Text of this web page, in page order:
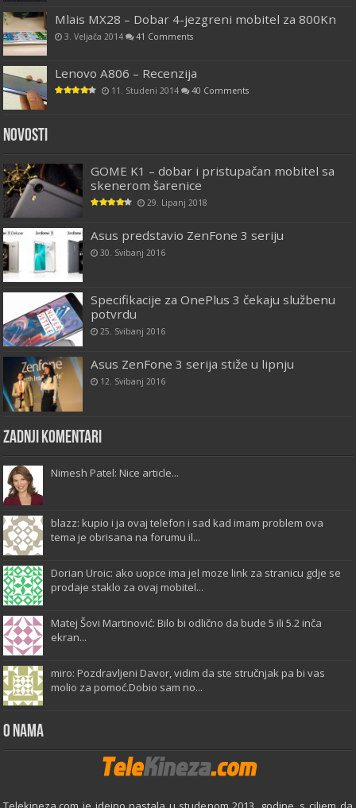
Mlais MX28 – Dobar 4-jezgreni mobitel za 800Kn
3. Veljača 2014 41 Comments
Lenovo A806 – Recenzija
11. Studeni 2014 40 Comments
Novosti
GOME K1 – dobar i pristupačan mobitel sa
skenerom šarenice
29. Lipanj 2018
Asus predstavio ZenFone 3 seriju
30. Svibanj 2016
Specifikacije za OnePlus 3 čekaju službenu
potvrdu
25. Svibanj 2016
Asus ZenFone 3 serija stiže u lipnju
12. Svibanj 2016
Zadnji komentari
Nimesh Patel: Nice article...
blazz: kupio i ja ovaj telefon i sad kad imam problem ova
tema je obrisana na forumu il...
Dorian Uroic: ako uopce ima jel moze link za stranicu gdje se
prodaje staklo za ovaj mobitel...
Matej Šovi Martinović: Bilo bi odlično da bude 5 ili 5.2 inča
ekran...
miro: Pozdravljeni Davor, vidim da ste stručnjak pa bi vas
molio za pomoć.Dobio sam no...
O Nama